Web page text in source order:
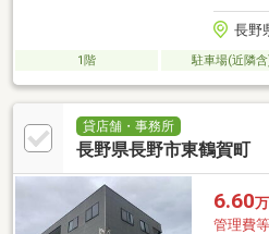
長野
1階 駐車場(近隣
貸店舗・事務所
長野県長野市東鶴賀町
6.60
管理費